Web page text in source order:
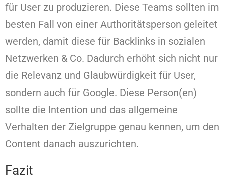
für User zu produzieren. Diese Teams sollten im
besten Fall von einer Authoritätsperson geleitet
werden, damit diese für Backlinks in sozialen
Netzwerken & Co. Dadurch erhöht sich nicht nur
die Relevanz und Glaubwürdigkeit für User,
sondern auch für Google. Diese Person(en)
sollte die Intention und das allgemeine
Verhalten der Zielgruppe genau kennen, um den
Content danach auszurichten.
Fazit